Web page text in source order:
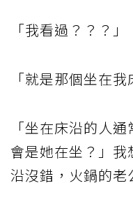
「我看過？？？」
「就是那個坐在我
「坐在床沿的人
會是她在坐？」我
沿沒錯，火鍋的老